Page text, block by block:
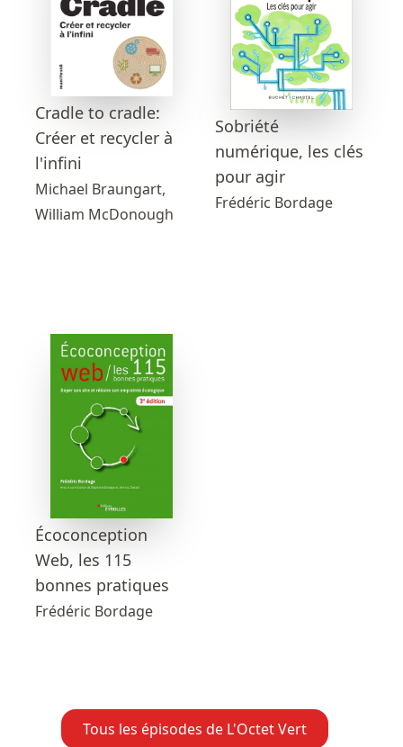
Cradle to cradle:
Créer et recycler à
l'infini
Michael Braungart,
William McDonough
Sobriété
numérique, les clés
pour agir
Frédéric Bordage
Écoconception
Web, les 115
bonnes pratiques
Frédéric Bordage
Tous les épisodes de L'Octet Vert